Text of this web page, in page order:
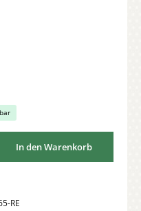
In den Warenkorb
RE